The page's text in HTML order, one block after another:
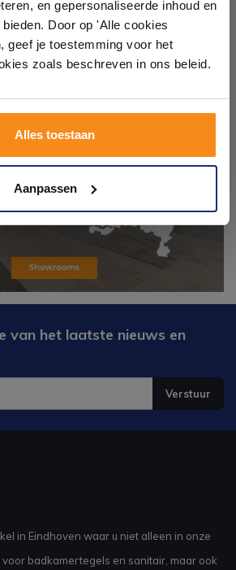
en gepersonaliseerde inhoud en
Door op 'Alle cookies
geef je toestemming voor het
zoals beschreven in ons beleid.
Alles toestaan
Aanpassen
van het laatste nieuws en
Verstuur
in Eindhoven waar u niet alleen in onze
badkamertegels en sanitair, maar ook
– van compact tot luxe. Onze
helpen je persoonlijk, en je vindt
direct uit voorraad. Gratis parkeren
op eigen terrein.
en ervaar zelf het verschil!